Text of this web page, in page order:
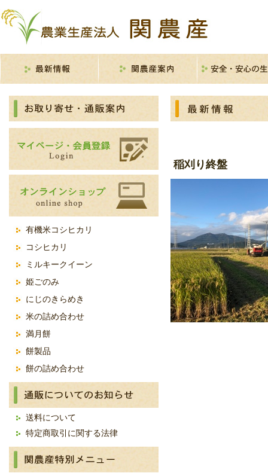
イン
有機米コシヒカリ
コシヒカリ
ミルキークイーン
姫ごのみ
にじのきらめき
米の詰め合わせ
満月餅
餅製品
餅の詰め合わせ
送料について
特定商取引に関する法律
稲刈り終盤